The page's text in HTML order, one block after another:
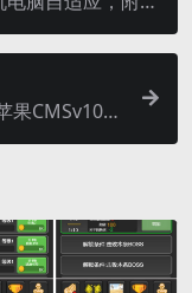
加载特效
果CMSv10粉